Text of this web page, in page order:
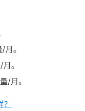
。
。
/月。